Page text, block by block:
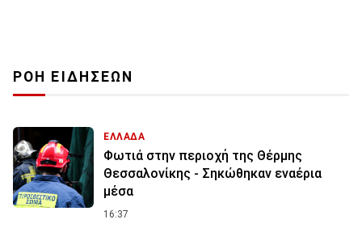
ΡΟΗ ΕΙΔΗΣΕΩΝ
ΕΛΛΑΔΑ
Φωτιά στην περιοχή της Θέρμης
Θεσσαλονίκης - Σηκώθηκαν εναέρια
μέσα
16:37